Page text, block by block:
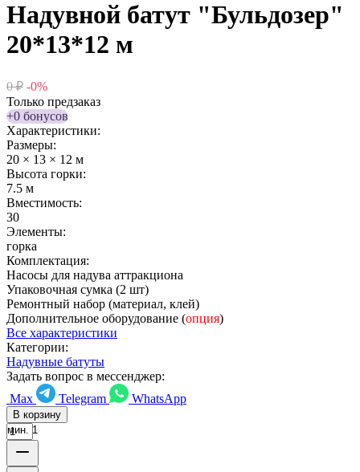
Надувной батут "Бульдозер"
20*13*12 м
0 ₽ -0%
Только предзаказ
+0 бонусов
Характеристики:
Размеры:
20 × 13 × 12 м
Высота горки:
7.5 м
Вместимость:
30
Элементы:
горка
Комплектация:
Насосы для надува аттракциона
Упаковочная сумка (2 шт)
Ремонтный набор (материал, клей)
Дополнительное оборудование (опция)
Все характеристики
Категории:
Надувные батуты
Задать вопрос в мессенджер:
Max
Telegram WhatsApp
В корзину
мин. 1